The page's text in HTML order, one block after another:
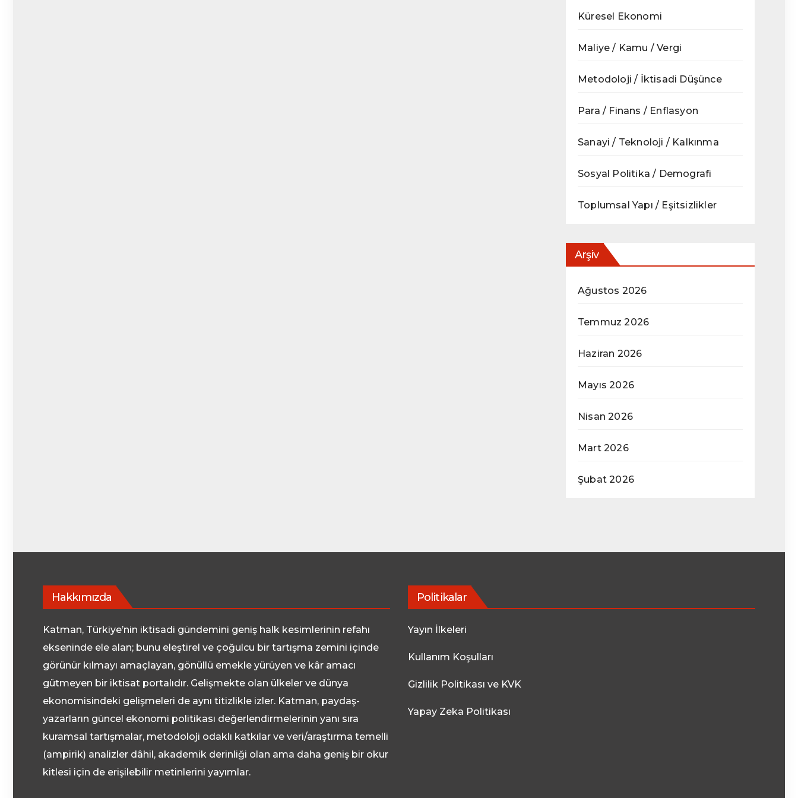
Küresel Ekonomi
Maliye / Kamu / Vergi
Metodoloji / İktisadi Düşünce
Para / Finans / Enflasyon
Sanayi / Teknoloji / Kalkınma
Sosyal Politika / Demografi
Toplumsal Yapı / Eşitsizlikler
Arşiv
Ağustos 2026
Temmuz 2026
Haziran 2026
Mayıs 2026
Nisan 2026
Mart 2026
Şubat 2026
Hakkımızda
Katman, Türkiye’nin iktisadi gündemini geniş halk kesimlerinin refahı
ekseninde ele alan; bunu eleştirel ve çoğulcu bir tartışma zemini içinde
görünür kılmayı amaçlayan, gönüllü emekle yürüyen ve kâr amacı
gütmeyen bir iktisat portalıdır. Gelişmekte olan ülkeler ve dünya
ekonomisindeki gelişmeleri de aynı titizlikle izler. Katman, paydaş-
yazarların güncel ekonomi politikası değerlendirmelerinin yanı sıra
kuramsal tartışmalar, metodoloji odaklı katkılar ve veri/araştırma temelli
(ampirik) analizler dâhil, akademik derinliği olan ama daha geniş bir okur
kitlesi için de erişilebilir metinlerini yayımlar.
Politikalar
Yayın İlkeleri
Kullanım Koşulları
Gizlilik Politikası ve KVK
Yapay Zeka Politikası